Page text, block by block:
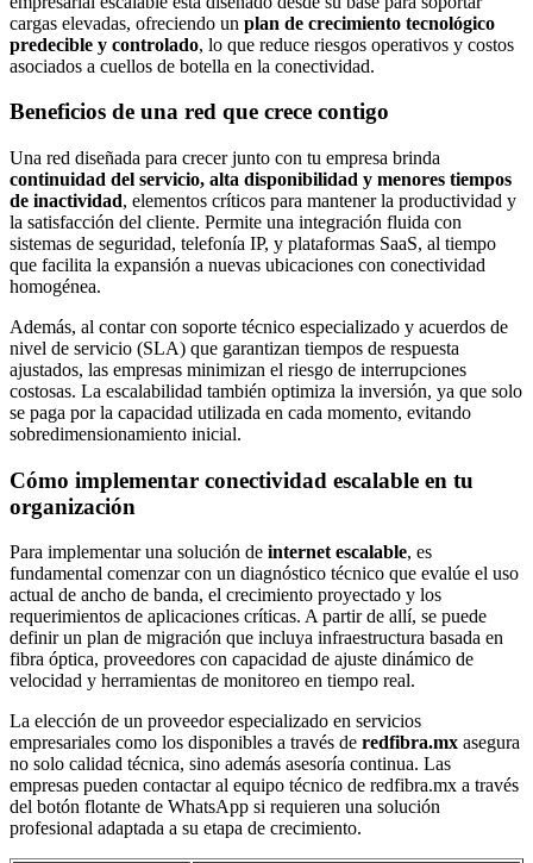
cargas elevadas, ofreciendo un plan de crecimiento tecnológico
predecible y controlado, lo que reduce riesgos operativos y costos
asociados a cuellos de botella en la conectividad.
Beneficios de una red que crece contigo
Una red diseñada para crecer junto con tu empresa brinda
continuidad del servicio, alta disponibilidad y menores tiempos
de inactividad, elementos críticos para mantener la productividad y
la satisfacción del cliente. Permite una integración fluida con
sistemas de seguridad, telefonía IP, y plataformas SaaS, al tiempo
que facilita la expansión a nuevas ubicaciones con conectividad
homogénea.
Además, al contar con soporte técnico especializado y acuerdos de
nivel de servicio (SLA) que garantizan tiempos de respuesta
ajustados, las empresas minimizan el riesgo de interrupciones
costosas. La escalabilidad también optimiza la inversión, ya que solo
se paga por la capacidad utilizada en cada momento, evitando
sobredimensionamiento inicial.
Cómo implementar conectividad escalable en tu
organización
Para implementar una solución de internet escalable, es
fundamental comenzar con un diagnóstico técnico que evalúe el uso
actual de ancho de banda, el crecimiento proyectado y los
requerimientos de aplicaciones críticas. A partir de allí, se puede
definir un plan de migración que incluya infraestructura basada en
fibra óptica, proveedores con capacidad de ajuste dinámico de
velocidad y herramientas de monitoreo en tiempo real.
La elección de un proveedor especializado en servicios
empresariales como los disponibles a través de redfibra.mx asegura
no solo calidad técnica, sino además asesoría continua. Las
empresas pueden contactar al equipo técnico de redfibra.mx a través
del botón flotante de WhatsApp si requieren una solución
profesional adaptada a su etapa de crecimiento.